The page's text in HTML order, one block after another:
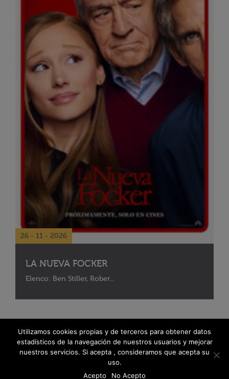
26 - 11 - 2026
LA NUEVA FOCKER
Elenco: Ben Stiller, Rober...
Utilizamos cookies propias y de terceros para obtener datos
estadísticos de la navegación de nuestros usuarios y mejorar
nuestros servicios. Si acepta , consideramos que acepta su
uso.
Acepto
No Acepto